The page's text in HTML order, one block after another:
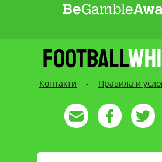
Контакти - Правила и